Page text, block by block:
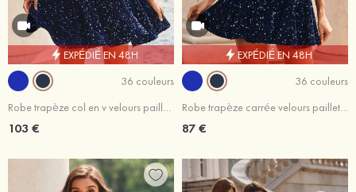
EXPÉDIÉ EN 48H
36 couleurs
Robe trapèze col en v velours paillettes courte/mini robe de fête de la rentrée
103 €
EXPÉDIÉ EN 48H
36 couleurs
Robe trapèze carrée velours paillettes courte/mini robe de fête de la rentrée
87 €